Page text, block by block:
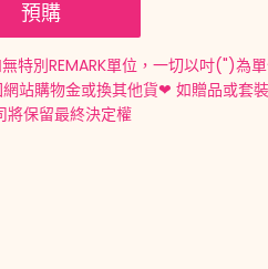
預購
特別REMARK單位，一切以吋(")為
站購物金或換其他貨❤ 如贈品或套
保留最終決定權